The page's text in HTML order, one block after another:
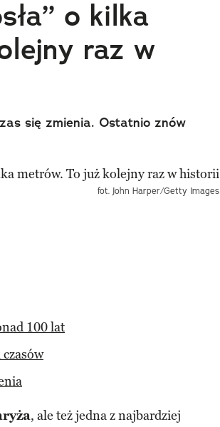
o kilka
raz w
się zmienia. Ostatnio znów
fot. John Harper/Getty Images
100 lat
, ale też jedna z najbardziej